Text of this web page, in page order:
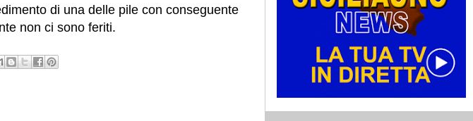
di una delle pile con conseguente
non ci sono feriti.